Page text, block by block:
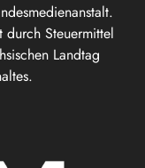
Steuermittel
Landtag